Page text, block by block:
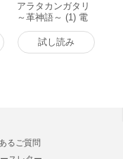
アラタカンガタリ
～革神語～ (1) 電
子書籍版
試し読み
るご質問